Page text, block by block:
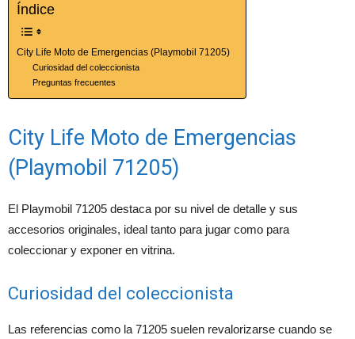
Índice
City Life Moto de Emergencias (Playmobil 71205)
Curiosidad del coleccionista
Preguntas frecuentes
City Life Moto de Emergencias
(Playmobil 71205)
El Playmobil 71205 destaca por su nivel de detalle y sus
accesorios originales, ideal tanto para jugar como para
coleccionar y exponer en vitrina.
Curiosidad del coleccionista
Las referencias como la 71205 suelen revalorizarse cuando se